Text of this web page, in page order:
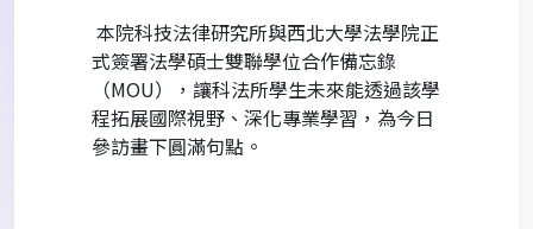
本院科技法律研究所與西北大學法學院正
式簽署法學碩士雙聯學位合作備忘錄
（MOU），讓科法所學生未來能透過該學
程拓展國際視野、深化專業學習，為今日
參訪畫下圓滿句點。